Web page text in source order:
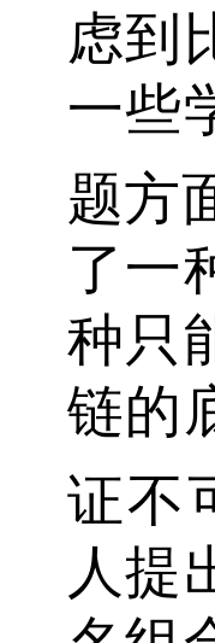
虑到
一些
题方
了一
种只
链的
证不
人提